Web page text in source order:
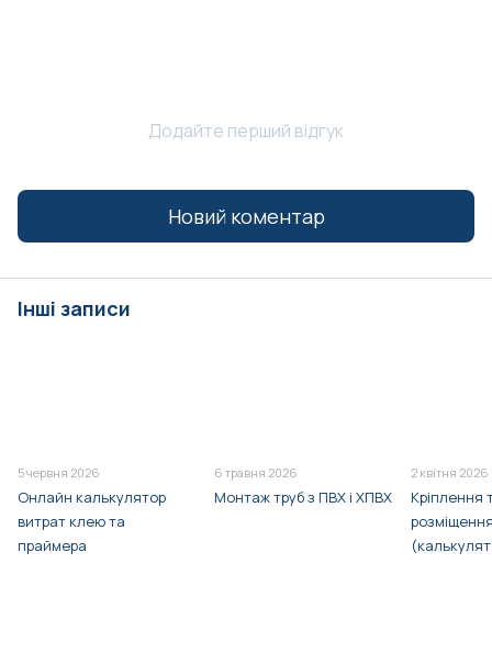
Додайте перший відгук
Новий коментар
Інші записи
5 червня 2026
Онлайн калькулятор
витрат клею та
праймера
6 травня 2026
Монтаж труб з ПВХ і ХПВХ
2 квітня 2026
Кріплення